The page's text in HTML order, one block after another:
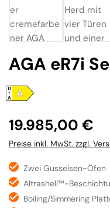
AGA eR7i
Regulärer Preis:
19.985,00 €
Preise inkl. MwSt. zzgl.
Zwei Gusseisen-Öfen
Altrashell™-
Boiling/Simmering